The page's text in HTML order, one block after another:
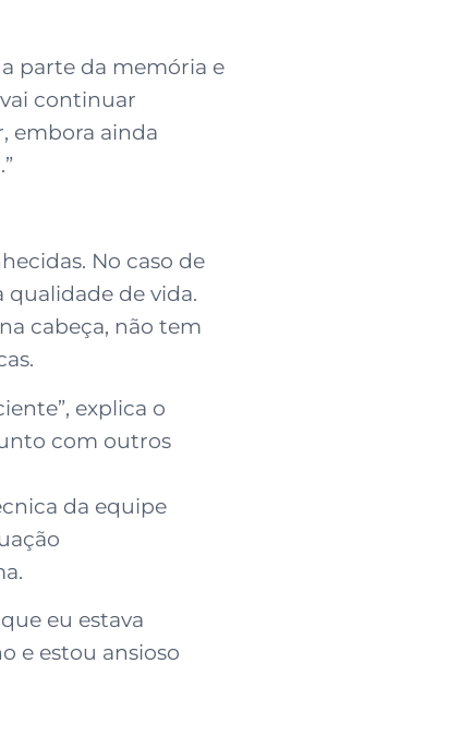
parte da memória e
continuar
embora ainda
No caso de
de vida.
cabeça, não tem
explica o
com outros
da equipe
eu estava
e estou ansioso